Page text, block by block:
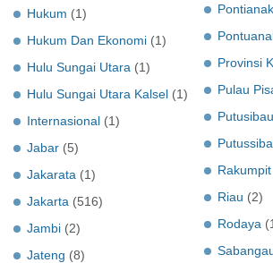
Hukum (1)
Hukum Dan Ekonomi (1)
Hulu Sungai Utara (1)
Hulu Sungai Utara Kalsel (1)
Internasional (1)
Jabar (5)
Jakarata (1)
Jakarta (516)
Jambi (2)
Jateng (8)
Provinsi
Pulau
Putusibau
Rakumpit
Riau (2)
Rodaya